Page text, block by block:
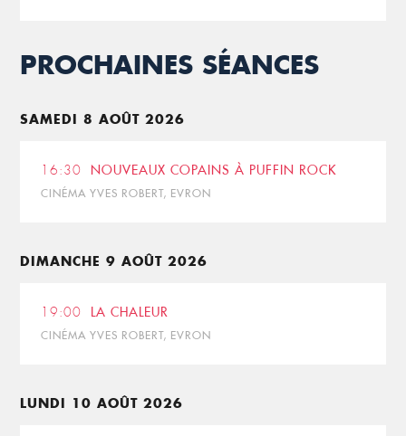
PROCHAINES SÉANCES
SAMEDI 8 AOÛT 2026
16:30 NOUVEAUX COPAINS À PUFFIN ROCK
CINÉMA YVES ROBERT, EVRON
DIMANCHE 9 AOÛT 2026
19:00 LA CHALEUR
CINÉMA YVES ROBERT, EVRON
LUNDI 10 AOÛT 2026